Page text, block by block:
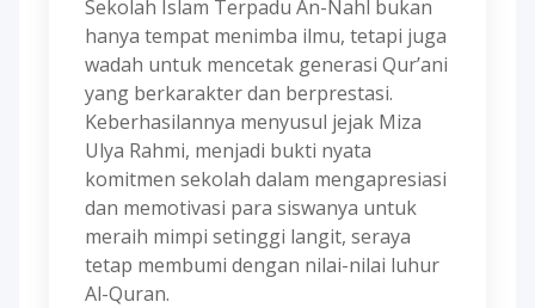
Sekolah Islam Terpadu An-Nahl bukan
hanya tempat menimba ilmu, tetapi juga
wadah untuk mencetak generasi Qur’ani
yang berkarakter dan berprestasi.
Keberhasilannya menyusul jejak Miza
Ulya Rahmi, menjadi bukti nyata
komitmen sekolah dalam mengapresiasi
dan memotivasi para siswanya untuk
meraih mimpi setinggi langit, seraya
tetap membumi dengan nilai-nilai luhur
Al-Quran.